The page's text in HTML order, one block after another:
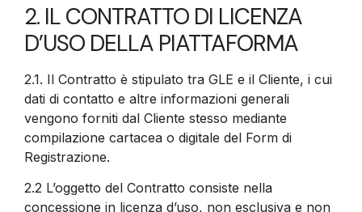
2. IL CONTRATTO DI LICENZA
D’USO DELLA PIATTAFORMA
2.1. Il Contratto è stipulato tra GLE e il Cliente, i cui
dati di contatto e altre informazioni generali
vengono forniti dal Cliente stesso mediante
compilazione cartacea o digitale del Form di
Registrazione.
2.2 L’oggetto del Contratto consiste nella
concessione in licenza d’uso, non esclusiva e non